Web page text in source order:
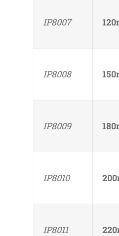
IP8007
IP8008
IP8009
IP8010
IP8011